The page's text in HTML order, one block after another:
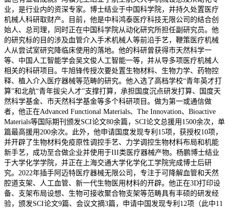
业，是行业内的资深专家。博士结业于中国科学院，并持久处置医疗
机械人科研取财产。目前，他是中科鸿泰医疗科技无限公司的结合创
始人、总司理，同时正在中国科学院从动化研究所担任副研究员。他
的研究标的目的涉及血管介入手术机械人等前沿手艺，鞭策医疗机械
人从尝试室研究降临床使用的落地。他的科研曾获得市天然科学一
等、中国人工智能学会吴文俊人工智能一等，并从导多项医疗机械人
相关的科研项目。牛旭锋传授次要处置生物材料、生物力学、药物控
释、植入介入医疗器械等范畴的研究。他入选了高档学校“青年英才打
算”和北航“青年拔尖人才”支撑打算，承担国度沉点研发打算、国度天
然科学基金、市天然科学基金等多个科研项目。做为第一或通信做
者，他正在Advanced Functional Materials、The Innovation、Bioactive
Materials等国际期刊颁发SCI论文80余篇，SCI论文总援用1500余次，单
篇最高援用200余次。此外，他申请国度发现专利15项，获授权10项，
并开辟了生物材料免疫原性调控手艺、力学调控生物材料布局和机能
新手艺，成功至合做企业并使用于III类医疗器械产物。杨鹏博士结业
于大学化学学院，并正在上海交通大学化学化工学院完成博士后研
究。2022年插手阿迈特医疗器械无限公司，专注于可降解血管和天然
腔道支架、人工血管、新一代生物医用材料的开辟。他正在3D打印设
备、支架布局设想、生物可接收聚合物支架等范畴具有丰硕的研发经
验，颁发SCI论文9篇、会议文摘3篇，申请中国发现专利12项（此中11